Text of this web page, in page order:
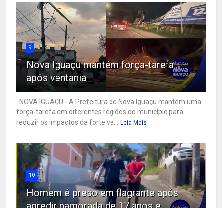
9
Nova Iguaçu mantém força-tarefa
após ventania
NOVA IGUAÇU - A Prefeitura de Nova Iguaçu mantém uma
força-tarefa em diferentes regiões do município para
reduzir os impactos da forte ve...
Leia Mais
10
Homem é preso em flagrante após
agredir namorada de 17 anos e